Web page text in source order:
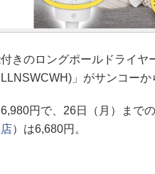
きのロングポールドライヤ
」がサンコーか
円で、26日（月）まで
）は6,680円。